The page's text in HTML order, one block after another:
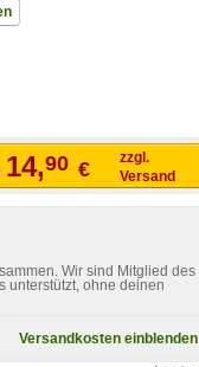
14,90 €
zzgl.
Versand
Wir sind Mitglied des
unterstützt, ohne deinen
Versandkosten einblenden